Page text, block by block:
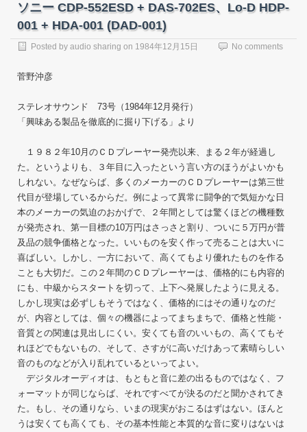
ソニー CDP-552ESD + DAS-702ES、Lo-D HDP-
001 + HDA-001 (DAD-001)
Posted by audio sharing on 1984年12月15日 No comments
菅野沖彦
ステレオサウンド 73号（1984年12月発行）
「興味ある製品を徹底的に掘り下げる」より
１９８２年10月のＣＤプレーヤー発売以来、まる２年が経過し
た。というよりも、３年目に入ったという言い方のほうがよいかも
しれない。なぜならば、多くのメーカーのＣＤプレーヤーは第三世
代目が登場しているからだ。例によって異常に闘争的で気短かな日
本のメーカーの気迫のおかげで、２年間としては驚くほどの機種数
が発売され、第一目標の10万円はさっさと割り、ついに５万円が普
及品の競争価格となった。いいものを安く作って売ることは大いに
喜ばしい。しかし、一方において、高くてもより優れたものを作る
ことも大切だ。この２年間のＣＤプレーヤーは、価格的にも内容的
にも、中級からスタートを切って、上下へ発展したように見える。
しかし現実は必ずしもそうではなく、価格的にはその通りなのだ
が、内容としては、個々の機器によってまちまちで、価格と性能・
音質との関連は見出しにくい。安くても音のいいもの、高くてもそ
れほどでもないもの、そして、さすがに高いだけあって素晴らしい
音のものなどが入り乱れているといってよい。
デジタルオーディオは、もともと音に差の出るものではなく、フ
ォーマットが同じならば、それですべてが決るのだと聞かされてき
た。もし、その通りなら、いまの現実がおこるはずはない。ほんと
うは安くても高くても、その基本性能と本質的な音に変りはないは